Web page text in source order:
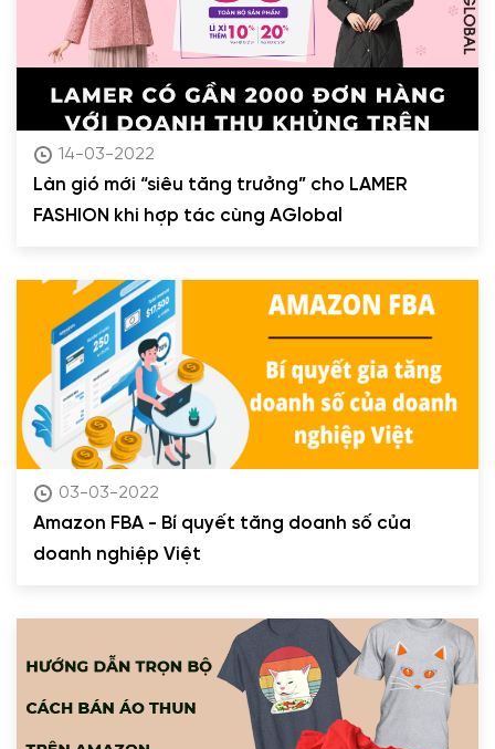
14-03-2022
Làn gió mới “siêu tăng trưởng” cho LAMER
FASHION khi hợp tác cùng AGlobal
03-03-2022
Amazon FBA - Bí quyết tăng doanh số của
doanh nghiệp Việt